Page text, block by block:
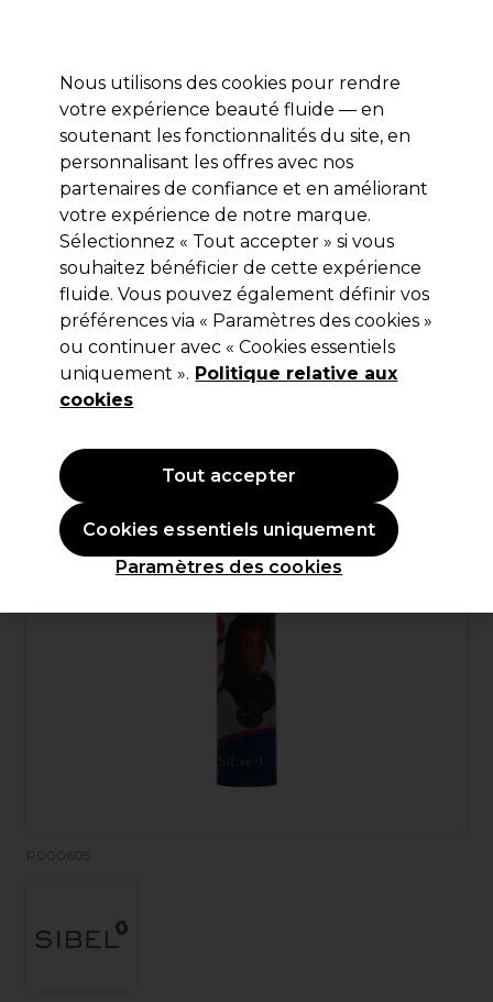
Se connecter
Marques Bons plans Coiffure Electro et Matériel
Livraison et délais
lire la suite
Sibel
Sibel Col de Coupe Ultra Léger
3
17,85 €Hors TVA(TARIF PROFESSIONNEL)
21,42 €TVA incluse)
OFFRE
P000605
Nous utilisons des cookies pour rendre
votre expérience beauté fluide — en
soutenant les fonctionnalités du site, en
personnalisant les offres avec nos
partenaires de confiance et en améliorant
votre expérience de notre marque.
Sélectionnez « Tout accepter » si vous
souhaitez bénéficier de cette expérience
fluide. Vous pouvez également définir vos
préférences via « Paramètres des cookies »
ou continuer avec « Cookies essentiels
uniquement ». Politique relative aux
cookies
Paramètres des cookies
Cookies essentiels uniquement
Tout accepter